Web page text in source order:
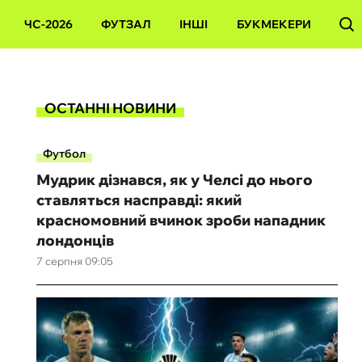
ЧС-2026 ФУТЗАЛ ІНШІ БУКМЕКЕРИ
ОСТАННІ НОВИНИ
Футбол
7 серпня 09:05
Мудрик дізнався, як у Челсі до нього
ставляться насправді: який
красномовний вчинок зроби нападник
лондонців